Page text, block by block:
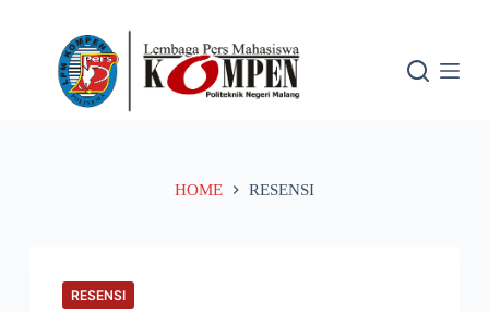
HOME RESENSI
RESENSI